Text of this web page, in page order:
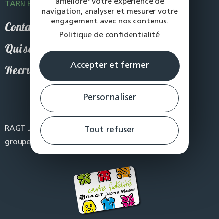
TARN ET GARONNE
Laguepie
Contact
Qui sommes-nous
Recrutement
Suivez-nous
RAGT Jardin & Maison est l’enseigne magasin du
groupe RAGT
améliorer votre expérience de
navigation, analyser et mesurer votre
engagement avec nos contenus.
Politique de confidentialité
Accepter et fermer
Personnaliser
Tout refuser